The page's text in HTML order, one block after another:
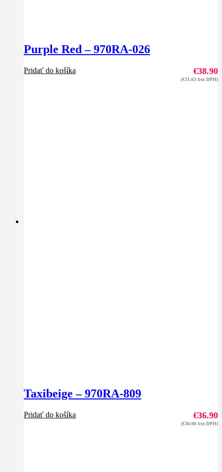
Purple Red – 970RA-026
€38.90
(€31.63 bez DPH)
Pridať do košíka
Taxibeige – 970RA-809
€36.90
(€30.00 bez DPH)
Pridať do košíka